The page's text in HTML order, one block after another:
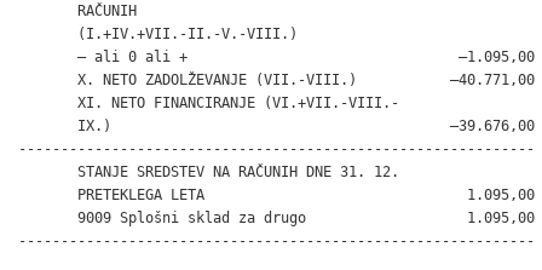
       RAČUNIH
       (I.+IV.+VII.-II.-V.-VIII.)
       – ali 0 ali +                                –1.095,00
       X. NETO ZADOLŽEVANJE (VII.-VIII.)           –40.771,00
       XI. NETO FINANCIRANJE (VI.+VII.-VIII.-
       IX.)                                        –39.676,00
-------------------------------------------------------------
       STANJE SREDSTEV NA RAČUNIH DNE 31. 12.
       PRETEKLEGA LETA                               1.095,00
       9009 Splošni sklad za drugo                   1.095,00
-------------------------------------------------------------